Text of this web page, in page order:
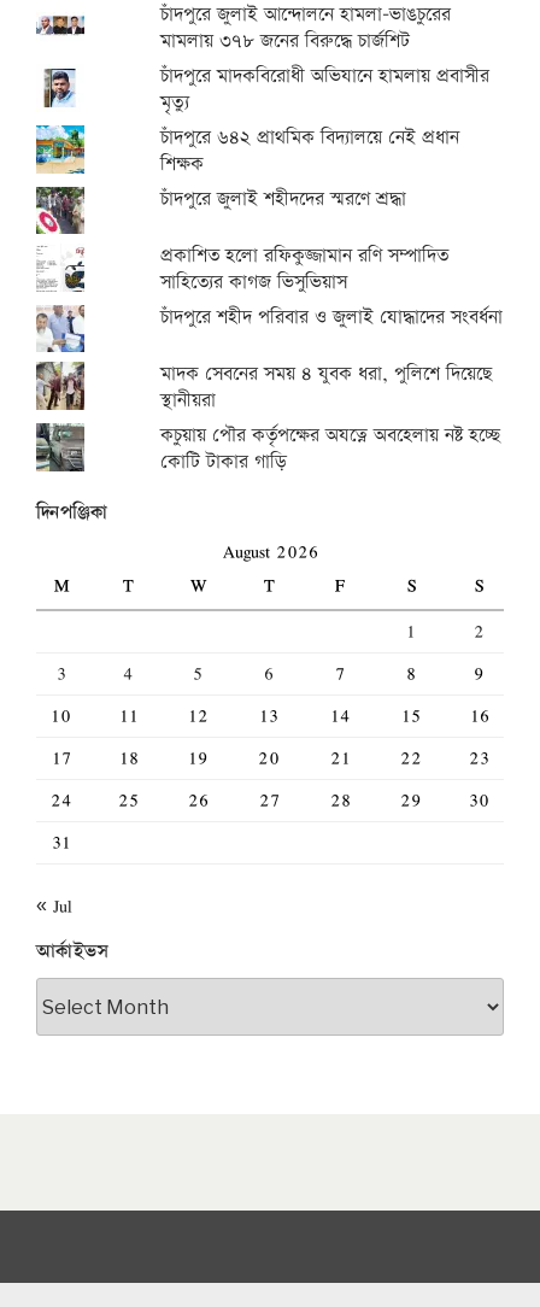
চাঁদপুরে জুলাই আন্দোলনে হামলা-ভাঙচুরের
মামলায় ৩৭৮ জনের বিরুদ্ধে চার্জশিট
চাঁদপুরে মাদকবিরোধী অভিযানে হামলায় প্রবাসীর
মৃত্যু
চাঁদপুরে ৬৪২ প্রাথমিক বিদ্যালয়ে নেই প্রধান
শিক্ষক
চাঁদপুরে জুলাই শহীদদের স্মরণে শ্রদ্ধা
প্রকাশিত হলো রফিকুজ্জামান রণি সম্পাদিত
সাহিত্যের কাগজ ভিসুভিয়াস
চাঁদপুরে শহীদ পরিবার ও জুলাই যোদ্ধাদের সংবর্ধনা
মাদক সেবনের সময় ৪ যুবক ধরা, পুলিশে দিয়েছে
স্থানীয়রা
কচুয়ায় পৌর কর্তৃপক্ষের অযত্নে অবহেলায় নষ্ট হচ্ছে
কোটি টাকার গাড়ি
দিনপঞ্জিকা
August 2026
M
T W T F S
S
1
2
3
4 5 6 7 8
9
10
11 12 13 14 15
16
17
18 19 20 21 22
23
24
25 26 27 28 29
30
31
« Jul
আর্কাইভস
আর্কাইভস